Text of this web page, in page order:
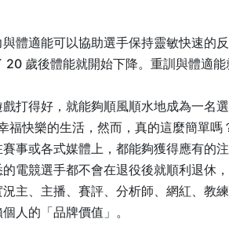
體適能可以協助選手保持靈敏快速的
歲後體能就開始下降。重訓與體適
打得好，就能夠順風順水地成為一名
福快樂的生活，然而，真的這麼簡單
事或各式媒體上，都能夠獲得應有的注
電競選手都不會在退役後就順利退休
主、主播、賽評、分析師、網紅、教
人的「品牌價值」。